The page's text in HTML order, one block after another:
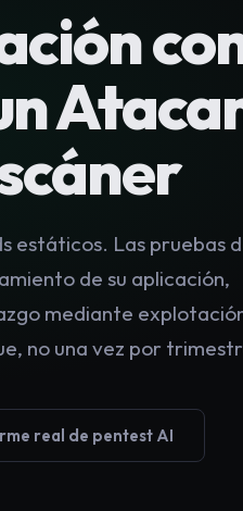
estáticos. Las pruebas
de su aplicación,
mediante
no una vez por
real de pentest AI